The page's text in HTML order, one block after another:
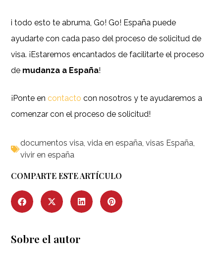
i todo esto te abruma, Go! Go! España puede
ayudarte con cada paso del proceso de solicitud de
visa. ¡Estaremos encantados de facilitarte el proceso
de mudanza a España!
¡Ponte en contacto con nosotros y te ayudaremos a
comenzar con el proceso de solicitud!
documentos visa,vida en españa,visas España,
vivir en españa
COMPARTE ESTE ARTÍCULO
Sobre el autor